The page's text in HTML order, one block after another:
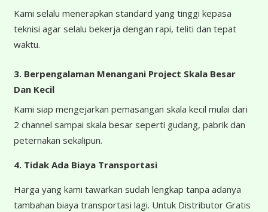
Kami selalu menerapkan standard yang tinggi kepasa
teknisi agar selalu bekerja dengan rapi, teliti dan tepat
waktu.
3. Berpengalaman Menangani Project Skala Besar
Dan Kecil
Kami siap mengejarkan pemasangan skala kecil mulai dari
2 channel sampai skala besar seperti gudang, pabrik dan
peternakan sekalipun.
4. Tidak Ada Biaya Transportasi
Harga yang kami tawarkan sudah lengkap tanpa adanya
tambahan biaya transportasi lagi. Untuk Distributor Gratis